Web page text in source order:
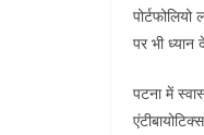
पर भी ध्यान
पटना में